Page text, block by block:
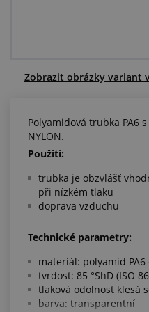
O nás a kariéra
Zobrazit obrázky variant
Polyamidová trubka PA6
NYLON.
Použití:
trubka je obzvlášť
při nízkém tlaku
doprava vzduchu
Technické parametry:
materiál: polyamid
tvrdost: 85 °ShD (ISO
tlaková odolnost klesá
​barva: transparentní